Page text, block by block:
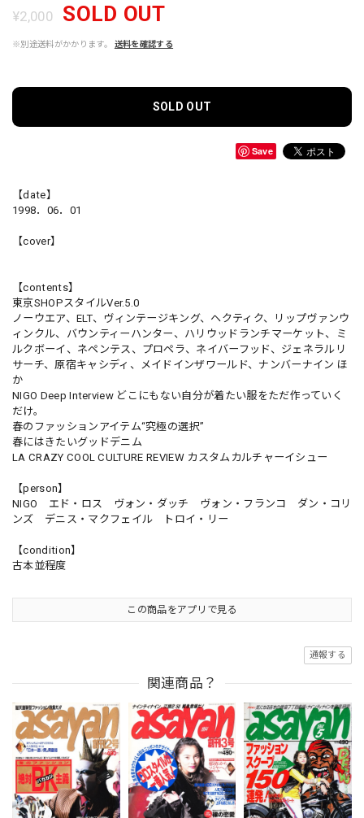
¥2,000 SOLD OUT
※別途送料がかかります。 送料を確認する
SOLD OUT
Save
【date】
1998．06．01
【cover】
【contents】
東京SHOPスタイルVer.5.0
ノーウエア、ELT、ヴィンテージキング、ヘクティク、リップヴァンウ
ィンクル、バウンティーハンター、ハリウッドランチマーケット、ミ
ルクボーイ、ネペンテス、プロペラ、ネイバーフッド、ジェネラルリ
サーチ、原宿キャシディ、メイドインザワールド、ナンバーナイン ほ
か
NIGO Deep Interview どこにもない自分が着たい服をただ作っていく
だけ。
春のファッションアイテム“究極の選択”
春にはきたいグッドデニム
LA CRAZY COOL CULTURE REVIEW カスタムカルチャーイシュー
【person】
NIGO エド・ロス ヴォン・ダッチ ヴォン・フランコ ダン・コリ
ンズ デニス・マクフェイル トロイ・リー
【condition】
古本並程度
この商品をアプリで見る
通報する
関連商品？